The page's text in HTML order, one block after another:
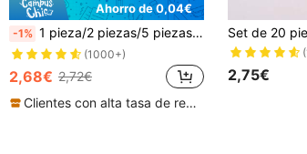
Ahorro de 0,04€
-1% 1 pieza/2 piezas/5 piezas Herramienta desechable de depilación, herramienta de depilación para niñas
(1000+)
2,68€ 2,72€
Clientes con alta tasa de repetición
2,75€